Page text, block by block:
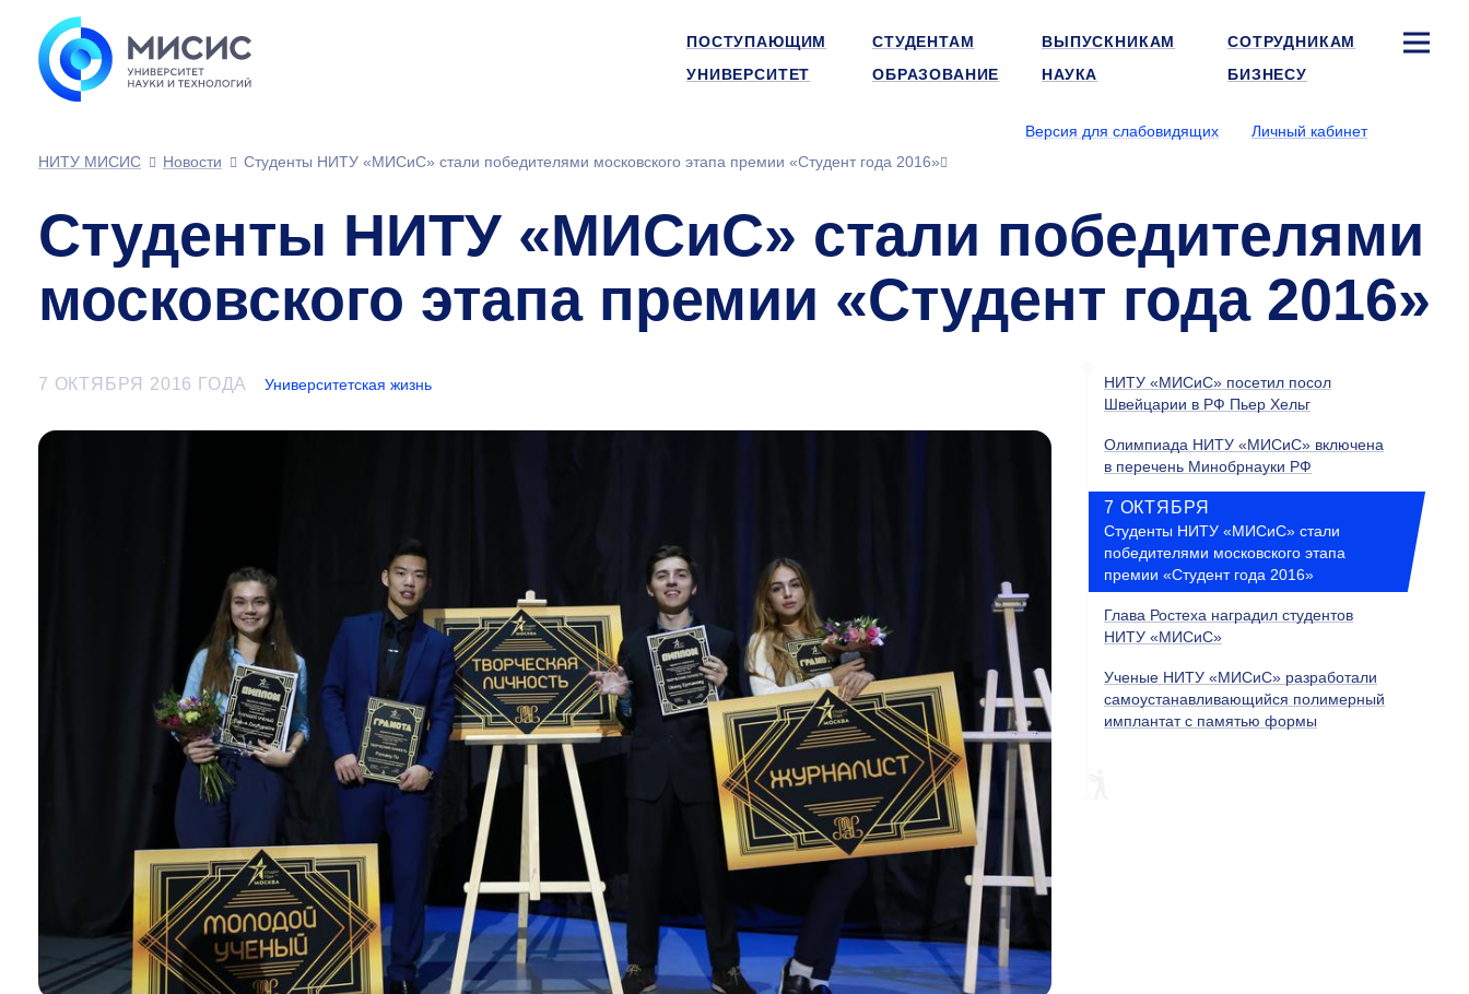
ПОСТУПАЮЩИМ СТУДЕНТАМ ВЫПУСКНИКАМ
СОТРУДНИКАМ
УНИВЕРСИТЕТ
ОБРАЗОВАНИЕ НАУКА БИЗНЕСУ
Версия для слабовидящих
Личный кабинет
НИТУ МИСИС
Новости Студенты НИТУ «МИСиС» стали победителями московского этапа премии «Студент года 2016»
Студенты НИТУ «МИСиС» стали победителями
московского этапа премии «Студент года 2016»
7 ОКТЯБРЯ 2016 ГОДА Университетская жизнь
НИТУ «МИСиС» посетил посол
Швейцарии в РФ Пьер Хельг
Олимпиада НИТУ «МИСиС» включена
в перечень Минобрнауки РФ
7 ОКТЯБРЯ
Студенты НИТУ «МИСиС» стали
победителями московского этапа
премии «Студент года 2016»
Глава Ростеха наградил студентов
НИТУ «МИСиС»
Ученые НИТУ «МИСиС» разработали
самоустанавливающийся полимерный
имплантат с памятью формы